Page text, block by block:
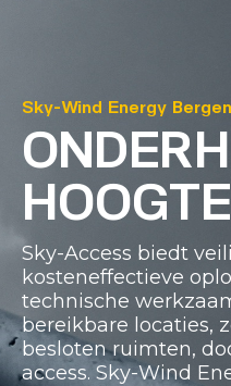
Sky-Wind Energy
HOOGTE
Sky-Access biedt
kosteneffectieve
technische
bereikbare locaties,
besloten ruimten,
access. Sky-Wind